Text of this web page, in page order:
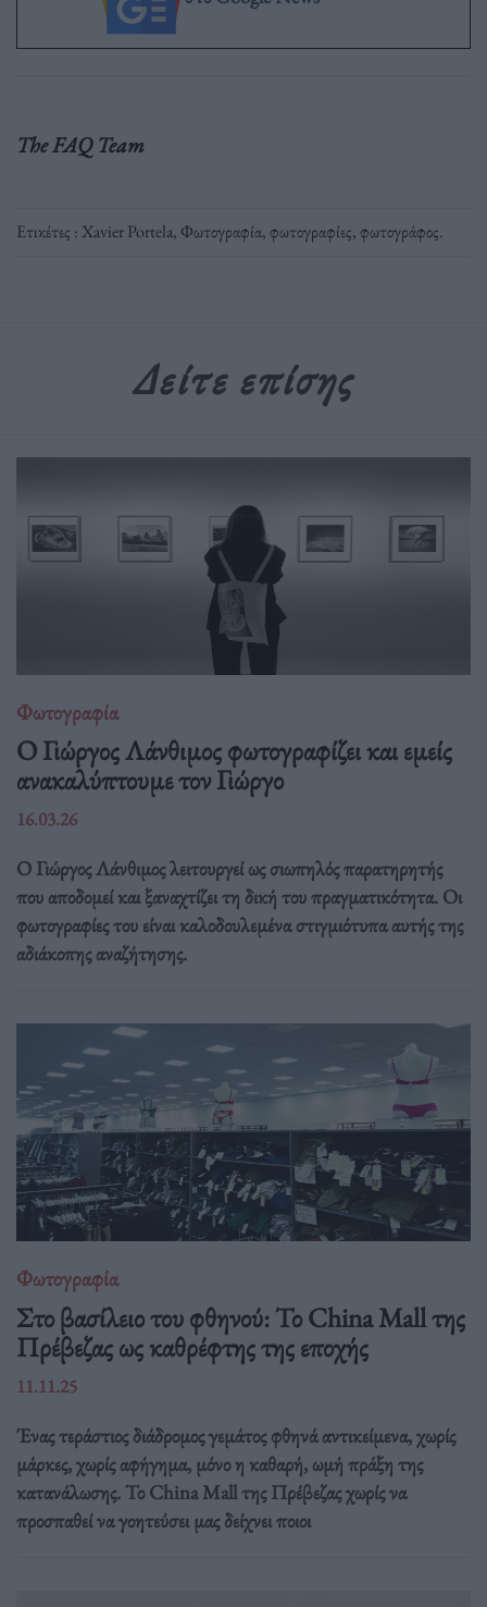
The FAQ Team
Ετικέτες :Xavier Portela, Φωτογραφία,φωτογραφίες,φωτογράφος.
Δείτε επίσης
Φωτογραφία
Ο Γιώργος Λάνθιμος φωτογραφίζει και εμείς
ανακαλύπτουμε τον Γιώργο
16.03.26
Ο Γιώργος Λάνθιμος λειτουργεί ως σιωπηλός παρατηρητής
που αποδομεί και ξαναχτίζει τη δική του πραγματικότητα. Οι
φωτογραφίες του είναι καλοδουλεμένα στιγμιότυπα αυτής της
αδιάκοπης αναζήτησης.
Φωτογραφία
Στο βασίλειο του φθηνού: Το China Mall της
Πρέβεζας ως καθρέφτης της εποχής
11.11.25
Ένας τεράστιος διάδρομος γεμάτος φθηνά αντικείμενα, χωρίς
μάρκες, χωρίς αφήγημα, μόνο η καθαρή, ωμή πράξη της
κατανάλωσης. Το China Mall της Πρέβεζας χωρίς να
προσπαθεί να γοητεύσει μας δείχνει ποιοι